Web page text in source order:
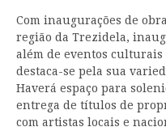
Com inaugurações de
região da Trezidela,
além de eventos culturais
destaca-se pela sua
Haverá espaço para
entrega de títulos de
com artistas locais e